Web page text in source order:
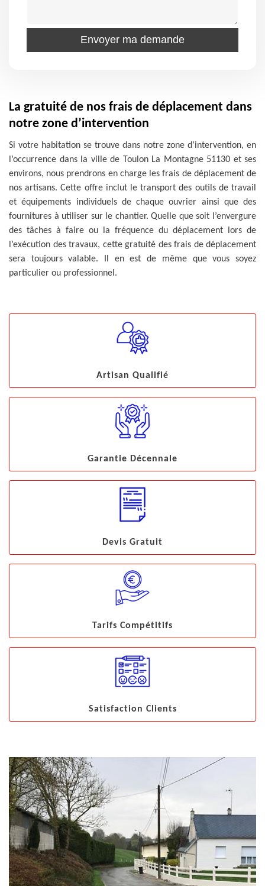
La gratuité de nos frais de déplacement dans
notre zone d’intervention
Si votre habitation se trouve dans notre zone d’intervention, en
l’occurrence dans la ville de Toulon La Montagne 51130 et ses
environs, nous prendrons en charge les frais de déplacement de
nos artisans. Cette offre inclut le transport des outils de travail
et équipements individuels de chaque ouvrier ainsi que des
fournitures à utiliser sur le chantier. Quelle que soit l’envergure
des tâches à faire ou la fréquence du déplacement lors de
l’exécution des travaux, cette gratuité des frais de déplacement
sera toujours valable. Il en est de même que vous soyez
particulier ou professionnel.
Artisan Qualifié
Garantie Décennale
Devis Gratuit
Tarifs Compétitifs
Satisfaction Clients